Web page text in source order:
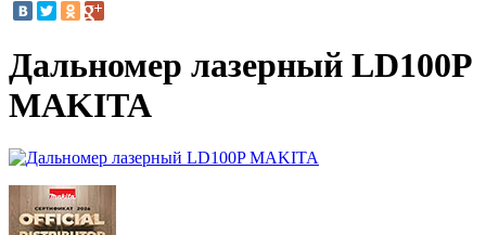
Дальномер лазерный LD100P
MAKITA